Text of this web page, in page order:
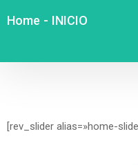
Home - INICIO
[rev_slider alias=»home-